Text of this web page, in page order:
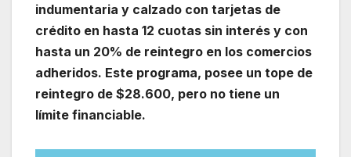
indumentaria y calzado con tarjetas de
crédito en hasta 12 cuotas sin interés y con
hasta un 20% de reintegro en los comercios
adheridos. Este programa, posee un tope de
reintegro de $28.600, pero no tiene un
límite financiable.